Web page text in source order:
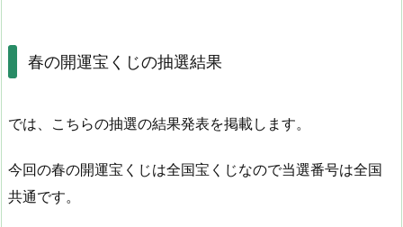
春の開運宝くじの抽選結果
では、こちらの抽選の結果発表を掲載します。
今回の春の開運宝くじは全国宝くじなので当選番号は全国
共通です。